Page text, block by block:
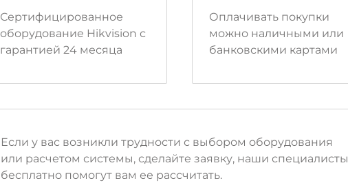
Сертифицированное
оборудование Hikvision с
гарантией 24 месяца
Оплачивать покупки
можно наличными или
банковскими картами
Если у вас возникли трудности с выбором оборудования
или расчетом системы, сделайте заявку, наши специалисты
бесплатно помогут вам ее рассчитать.